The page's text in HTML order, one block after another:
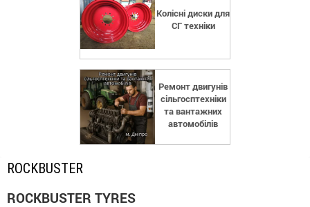
Колісні диски для
СГ техніки
Ремонт двигунів
сільгосптехніки
та вантажних
автомобілів
ROCKBUSTER
ROCKBUSTER TYRES